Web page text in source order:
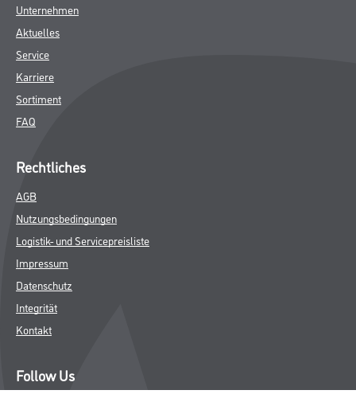
Unternehmen
Aktuelles
Service
Karriere
Sortiment
FAQ
Rechtliches
AGB
Nutzungsbedingungen
Logistik- und Servicepreisliste
Impressum
Datenschutz
Integrität
Kontakt
Follow Us